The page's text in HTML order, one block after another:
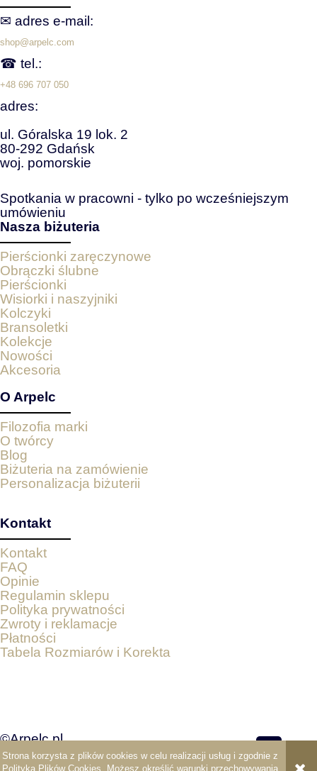
Strona korzysta z plików cookies w celu realizacji usług i zgodnie z
Polityką Plików Cookies . Możesz określić warunki przechowywania
✉ adres e‑mail:
shop@arpelc.com
☎ tel.:
+48 696 707 050
adres:
ul. Góralska 19 lok. 2
80-292 Gdańsk
woj. pomorskie
Spotkania w pracowni - tylko po wcześniejszym
umówieniu
Nasza biżuteria
Pierścionki zaręczynowe
Obrączki ślubne
Pierścionki
Wisiorki i naszyjniki
Kolczyki
Bransoletki
Kolekcje
Nowości
Akcesoria
O Arpelc
Filozofia marki
O twórcy
Blog
Biżuteria na zamówienie
Personalizacja biżuterii
Kontakt
Kontakt
FAQ
Opinie
Regulamin sklepu
Polityka prywatności
Zwroty i reklamacje
Płatności
Tabela Rozmiarów i Korekta
©Arpelc.pl
pokaż pełną wersję strony